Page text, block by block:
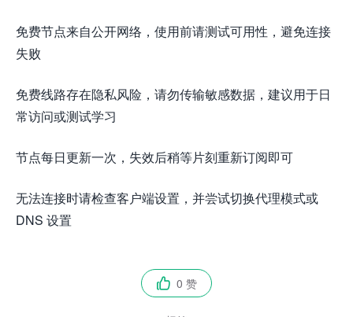
免费节点来自公开网络，使用前请测试可用性，避免连接
失败
免费线路存在隐私风险，请勿传输敏感数据，建议用于日
常访问或测试学习
节点每日更新一次，失效后稍等片刻重新订阅即可
无法连接时请检查客户端设置，并尝试切换代理模式或
DNS 设置
 0 赞